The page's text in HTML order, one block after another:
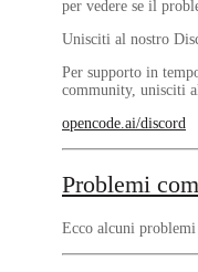
per vedere se il
Unisciti al nostro
Per supporto in
community, unisciti
opencode.ai/discord
Problemi
Ecco alcuni